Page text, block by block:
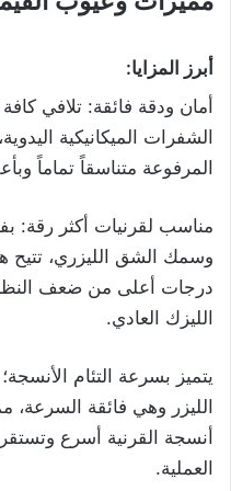
أبرز المزايا:
أمان ودقة فائقة: تلافي
الشفرات الميكانيكية
المرفوعة متناسقاً تماماً
مناسب لقرنيات أكثر رقة:
وسمك الشق الليزري، تتيح
درجات أعلى من ضعف
الليزك العادي.
يتميز بسرعة التئام
الليزر وهي فائقة السرعة،
أنسجة القرنية أسرع
العملية.